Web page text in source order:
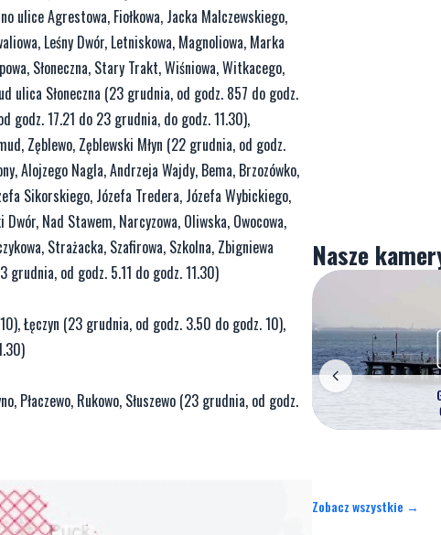
ulice Agrestowa, Fiołkowa, Jacka Malczewskiego,
Leśny Dwór, Letniskowa, Magnoliowa, Marka
Słoneczna, Stary Trakt, Wiśniowa, Witkacego,
ulica Słoneczna (23 grudnia, od godz. 857 do godz.
godz. 17.21 do 23 grudnia, do godz. 11.30),
Zęblewo, Zęblewski Młyn (22 grudnia, od godz.
Alojzego Nagla, Andrzeja Wajdy, Bema, Brzozówko,
Sikorskiego, Józefa Tredera, Józefa Wybickiego,
Nad Stawem, Narcyzowa, Oliwska, Owocowa,
Strażacka, Szafirowa, Szkolna, Zbigniewa
grudnia, od godz. 5.11 do godz. 11.30)
Łęczyn (23 grudnia, od godz. 3.50 do godz. 10),
Płaczewo, Rukowo, Słuszewo (23 grudnia, od godz.
Nasze
Zobacz wszystkie →